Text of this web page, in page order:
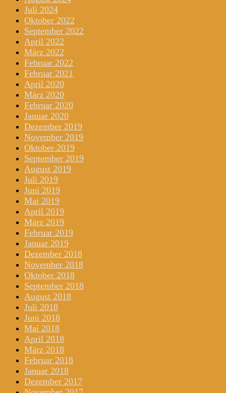
Juli 2024
Oktober 2022
September 2022
April 2022
März 2022
Februar 2022
Februar 2021
April 2020
März 2020
Februar 2020
Januar 2020
Dezember 2019
November 2019
Oktober 2019
September 2019
August 2019
Juli 2019
Juni 2019
Mai 2019
April 2019
März 2019
Februar 2019
Januar 2019
Dezember 2018
November 2018
Oktober 2018
September 2018
August 2018
Juli 2018
Juni 2018
Mai 2018
April 2018
März 2018
Februar 2018
Januar 2018
Dezember 2017